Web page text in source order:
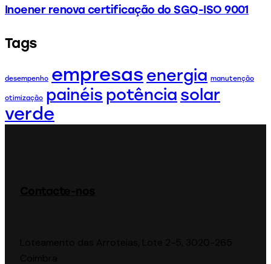
Inoener renova certificação do SGQ-ISO 9001
Tags
desempenho empresas energia manutenção
otimização painéis potência solar
verde